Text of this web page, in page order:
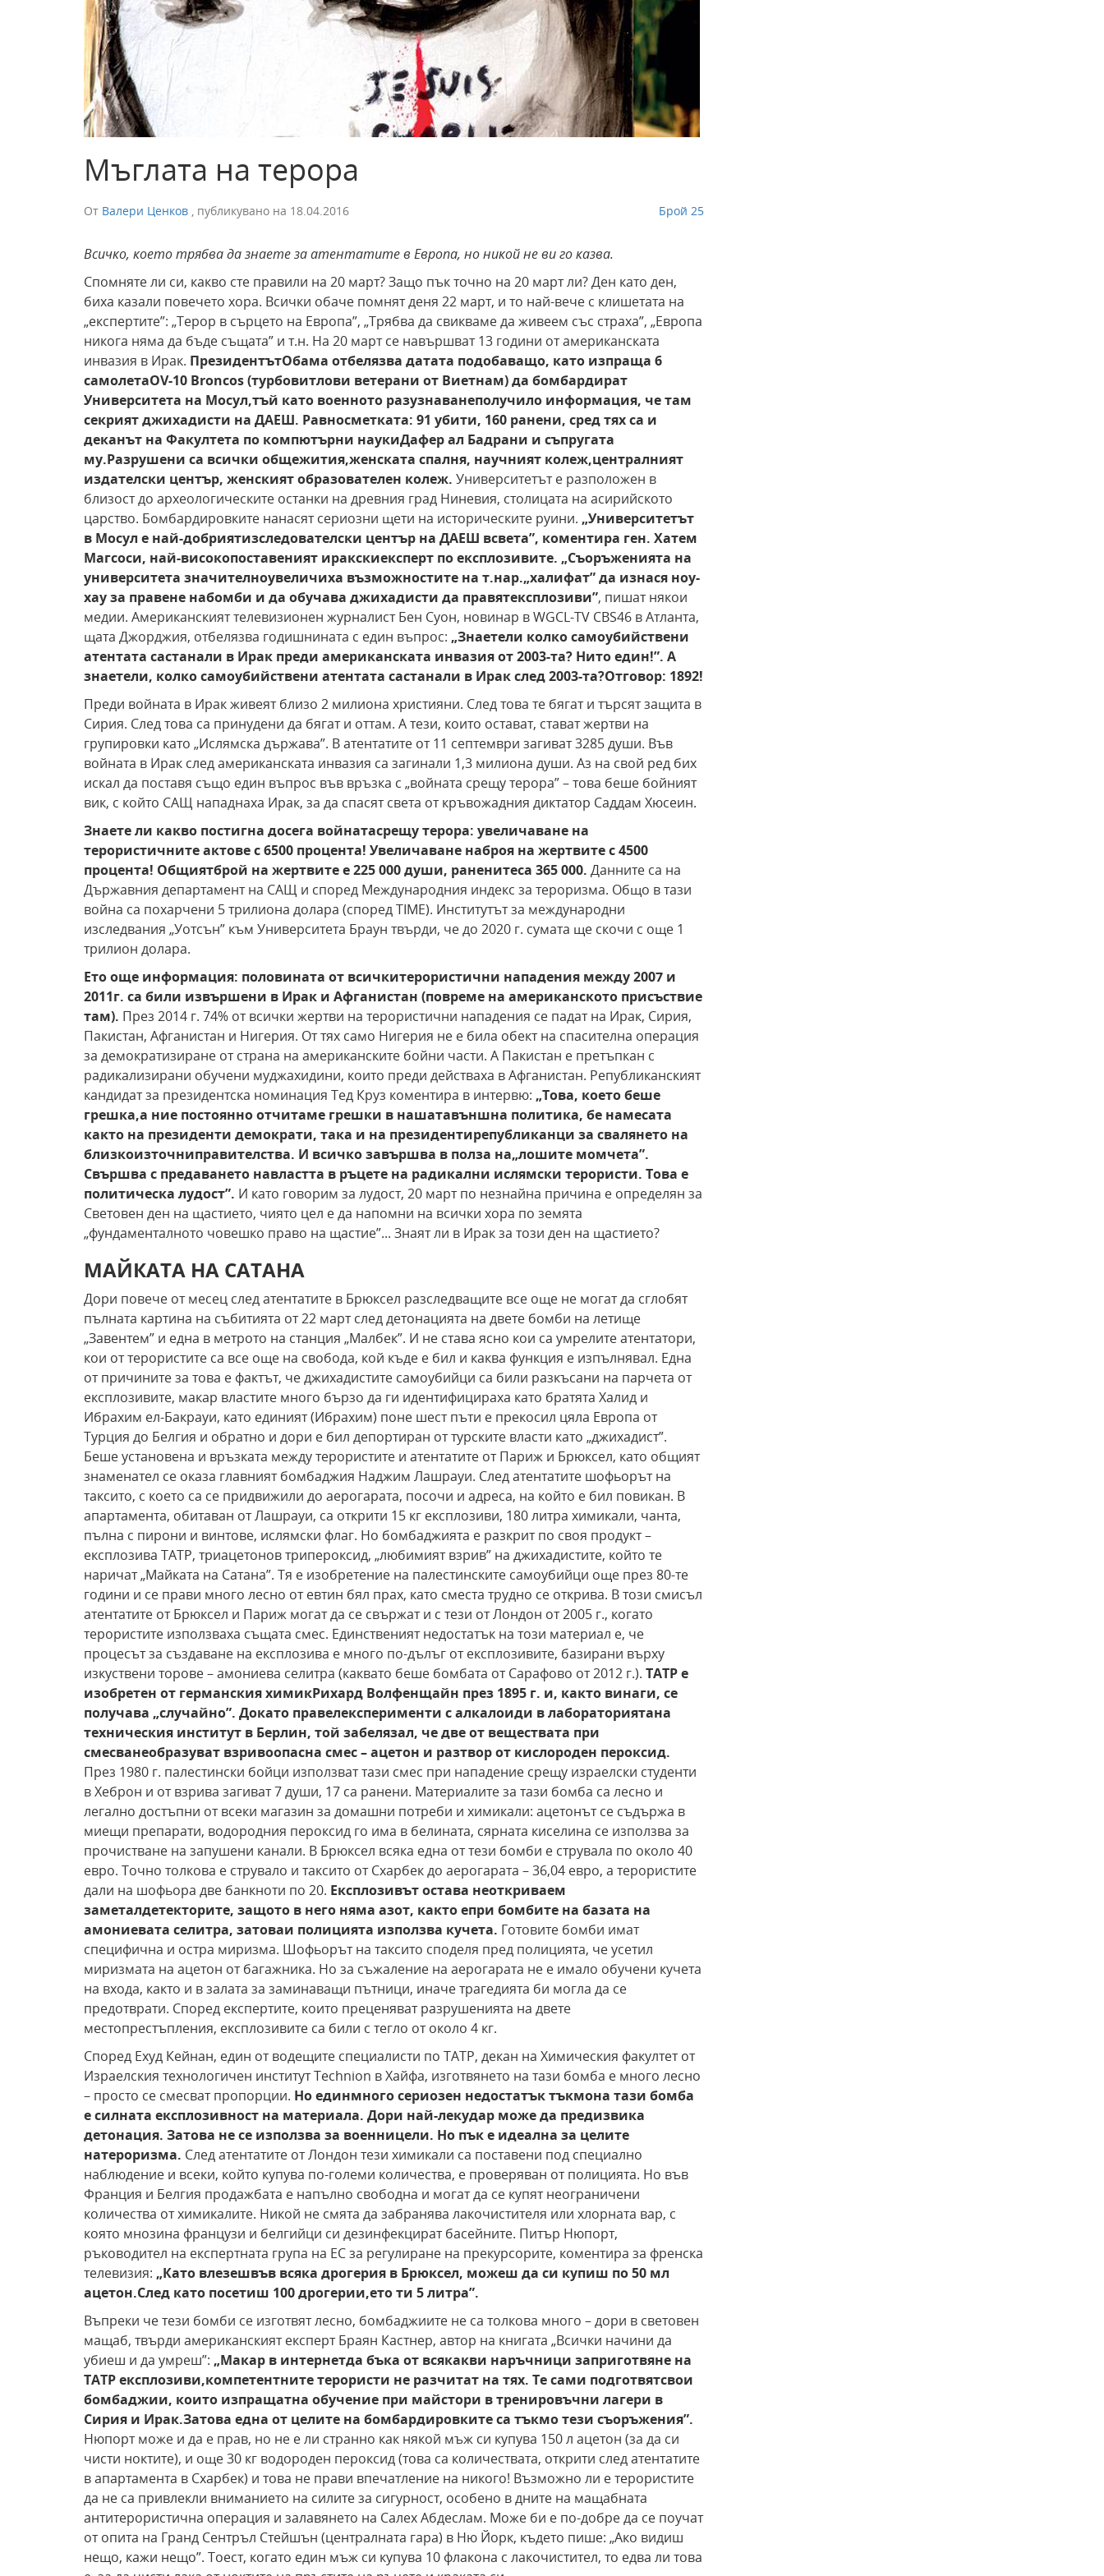
Мъглата на терора
От Валери Ценков , публикувано на 18.04.2016 Брой 25
Всичко, което трябва да знаете за атентатите в Европа, но никой не ви го казва.
Спомняте ли си, какво сте правили на 20 март? Защо пък точно на 20 март ли? Ден като ден,
биха казали повечето хора. Всички обаче помнят деня 22 март, и то най-вече с клишетата на
„експертите”: „Терор в сърцето на Европа”, „Трябва да свикваме да живеем със страха”, „Европа
никога няма да бъде същата” и т.н. На 20 март се навършват 13 години от американската
инвазия в Ирак. ПрезидентътОбама отбелязва датата подобаващо, като изпраща 6
самолетаOV-10 Broncos (турбовитлови ветерани от Виетнам) да бомбардират
Университета на Мосул,тъй като военното разузнаванеполучило информация, че там
секрият джихадисти на ДАЕШ. Равносметката: 91 убити, 160 ранени, сред тях са и
деканът на Факултета по компютърни наукиДафер ал Бадрани и съпругата
му.Разрушени са всички общежития,женската спалня, научният колеж,централният
издателски център, женският образователен колеж. Университетът е разположен в
близост до археологическите останки на древния град Ниневия, столицата на асирийското
царство. Бомбардировките нанасят сериозни щети на историческите руини. „Университетът
в Мосул е най-добриятизследователски център на ДАЕШ всвета”, коментира ген. Хатем
Магсоси, най-високопоставеният иракскиексперт по експлозивите. „Съоръженията на
университета значителноувеличиха възможностите на т.нар.„халифат” да изнася ноу-
хау за правене набомби и да обучава джихадисти да правятексплозиви”, пишат някои
медии. Американският телевизионен журналист Бен Суон, новинар в WGCL-TV CBS46 в Атланта,
щата Джорджия, отбелязва годишнината с един въпрос: „Знаетели колко самоубийствени
атентата састанали в Ирак преди американската инвазия от 2003-та? Нито един!”. А
знаетели, колко самоубийствени атентата састанали в Ирак след 2003-та?Отговор: 1892!
Преди войната в Ирак живеят близо 2 милиона християни. След това те бягат и търсят защита в
Сирия. След това са принудени да бягат и оттам. А тези, които остават, стават жертви на
групировки като „Ислямска държава”. В атентатите от 11 септември загиват 3285 души. Във
войната в Ирак след американската инвазия са загинали 1,3 милиона души. Аз на свой ред бих
искал да поставя също един въпрос във връзка с „войната срещу терора” – това беше бойният
вик, с който САЩ нападнаха Ирак, за да спасят света от кръвожадния диктатор Саддам Хюсеин.
Знаете ли какво постигна досега войнатасрещу терора: увеличаване на
терористичните актове с 6500 процента! Увеличаване наброя на жертвите с 4500
процента! Общиятброй на жертвите е 225 000 души, раненитеса 365 000. Данните са на
Държавния департамент на САЩ и според Международния индекс за тероризма. Общо в тази
война са похарчени 5 трилиона долара (според TIME). Институтът за международни
изследвания „Уотсън” към Университета Браун твърди, че до 2020 г. сумата ще скочи с още 1
трилион долара.
Ето още информация: половината от всичкитерористични нападения между 2007 и
2011г. са били извършени в Ирак и Афганистан (повреме на американското присъствие
там). През 2014 г. 74% от всички жертви на терористични нападения се падат на Ирак, Сирия,
Пакистан, Афганистан и Нигерия. От тях само Нигерия не е била обект на спасителна операция
за демократизиране от страна на американските бойни части. А Пакистан е претъпкан с
радикализирани обучени муджахидини, които преди действаха в Афганистан. Републиканският
кандидат за президентска номинация Тед Круз коментира в интервю: „Това, което беше
грешка,а ние постоянно отчитаме грешки в нашатавъншна политика, бе намесата
както на президенти демократи, така и на президентирепубликанци за свалянето на
близкоизточниправителства. И всичко завършва в полза на„лошите момчета”.
Свършва с предаването навластта в ръцете на радикални ислямски терористи. Това е
политическа лудост”. И като говорим за лудост, 20 март по незнайна причина е определян за
Световен ден на щастието, чиято цел е да напомни на всички хора по земята
„фундаменталното човешко право на щастие”... Знаят ли в Ирак за този ден на щастието?
МАЙКАТА НА САТАНА
Дори повече от месец след атентатите в Брюксел разследващите все още не могат да сглобят
пълната картина на събитията от 22 март след детонацията на двете бомби на летище
„Завентем” и една в метрото на станция „Малбек”. И не става ясно кои са умрелите атентатори,
кои от терористите са все още на свобода, кой къде е бил и каква функция е изпълнявал. Една
от причините за това е фактът, че джихадистите самоубийци са били разкъсани на парчета от
експлозивите, макар властите много бързо да ги идентифицираха като братята Халид и
Ибрахим ел-Бакрауи, като единият (Ибрахим) поне шест пъти е прекосил цяла Европа от
Турция до Белгия и обратно и дори е бил депортиран от турските власти като „джихадист”.
Беше установена и връзката между терористите и атентатите от Париж и Брюксел, като общият
знаменател се оказа главният бомбаджия Наджим Лашрауи. След атентатите шофьорът на
таксито, с което са се придвижили до аерогарата, посочи и адреса, на който е бил повикан. В
апартамента, обитаван от Лашрауи, са открити 15 кг експлозиви, 180 литра химикали, чанта,
пълна с пирони и винтове, ислямски флаг. Но бомбаджията е разкрит по своя продукт –
експлозива TATP, триацетонов трипероксид, „любимият взрив” на джихадистите, който те
наричат „Майката на Сатана”. Тя е изобретение на палестинските самоубийци още през 80-те
години и се прави много лесно от евтин бял прах, като сместа трудно се открива. В този смисъл
атентатите от Брюксел и Париж могат да се свържат и с тези от Лондон от 2005 г., когато
терористите използваха същата смес. Единственият недостатък на този материал е, че
процесът за създаване на експлозива е много по-дълъг от експлозивите, базирани върху
изкуствени торове – амониева селитра (каквато беше бомбата от Сарафово от 2012 г.). TATP е
изобретен от германския химикРихард Волфенщайн през 1895 г. и, както винаги, се
получава „случайно”. Докато правелексперименти с алкалоиди в лабораториятана
техническия институт в Берлин, той забелязал, че две от веществата при
смесванеобразуват взривоопасна смес – ацетон и разтвор от кислороден пероксид.
През 1980 г. палестински бойци използват тази смес при нападение срещу израелски студенти
в Хеброн и от взрива загиват 7 души, 17 са ранени. Материалите за тази бомба са лесно и
легално достъпни от всеки магазин за домашни потреби и химикали: ацетонът се съдържа в
миещи препарати, водородния пероксид го има в белината, сярната киселина се използва за
прочистване на запушени канали. В Брюксел всяка една от тези бомби е струвала по около 40
евро. Точно толкова е струвало и таксито от Схарбек до аерогарата – 36,04 евро, а терористите
дали на шофьора две банкноти по 20. Експлозивът остава неоткриваем
заметалдетекторите, защото в него няма азот, както епри бомбите на базата на
амониевата селитра, затоваи полицията използва кучета. Готовите бомби имат
специфична и остра миризма. Шофьорът на таксито споделя пред полицията, че усетил
миризмата на ацетон от багажника. Но за съжаление на аерогарата не е имало обучени кучета
на входа, както и в залата за заминаващи пътници, иначе трагедията би могла да се
предотврати. Според експертите, които преценяват разрушенията на двете
местопрестъпления, експлозивите са били с тегло от около 4 кг.
Според Ехуд Кейнан, един от водещите специалисти по TATP, декан на Химическия факултет от
Израелския технологичен институт Technion в Хайфа, изготвянето на тази бомба е много лесно
– просто се смесват пропорции. Но единмного сериозен недостатък тъкмона тази бомба
е силната експлозивност на материала. Дори най-лекудар може да предизвика
детонация. Затова не се използва за военницели. Но пък е идеална за целите
натероризма. След атентатите от Лондон тези химикали са поставени под специално
наблюдение и всеки, който купува по-големи количества, е проверяван от полицията. Но във
Франция и Белгия продажбата е напълно свободна и могат да се купят неограничени
количества от химикалите. Никой не смята да забранява лакочистителя или хлорната вар, с
която мнозина французи и белгийци си дезинфекцират басейните. Питър Нюпорт,
ръководител на експертната група на ЕС за регулиране на прекурсорите, коментира за френска
телевизия: „Като влезешвъв всяка дрогерия в Брюксел, можеш да си купиш по 50 мл
ацетон.След като посетиш 100 дрогерии,ето ти 5 литра”.
Въпреки че тези бомби се изготвят лесно, бомбаджиите не са толкова много – дори в световен
мащаб, твърди американският експерт Браян Кастнер, автор на книгата „Всички начини да
убиеш и да умреш”: „Макар в интернетда бъка от всякакви наръчници заприготвяне на
TATP експлозиви,компетентните терористи не разчитат на тях. Те сами подготвятсвои
бомбаджии, които изпращатна обучение при майстори в тренировъчни лагери в
Сирия и Ирак.Затова една от целите на бомбардировките са тъкмо тези съоръжения”.
Нюпорт може и да е прав, но не е ли странно как някой мъж си купува 150 л ацетон (за да си
чисти ноктите), и още 30 кг водороден пероксид (това са количествата, открити след атентатите
в апартамента в Схарбек) и това не прави впечатление на никого! Възможно ли е терористите
да не са привлекли вниманието на силите за сигурност, особено в дните на мащабната
антитерористична операция и залавянето на Салех Абдеслам. Може би е по-добре да се поучат
от опита на Гранд Сентръл Стейшън (централната гара) в Ню Йорк, където пише: „Ако видиш
нещо, кажи нещо”. Тоест, когато един мъж си купува 10 флакона с лакочистител, то едва ли това